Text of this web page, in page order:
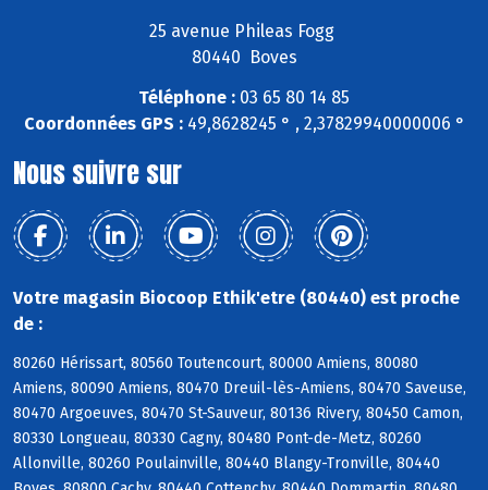
25 avenue Phileas Fogg
80440 Boves
Téléphone : 03 65 80 14 85
Coordonnées GPS :49,8628245 ° , 2,37829940000006 °
Nous suivre sur
Votre magasin Biocoop Ethik'etre (80440) est proche
de :
80260 Hérissart, 80560 Toutencourt, 80000 Amiens, 80080
Amiens, 80090 Amiens, 80470 Dreuil-lès-Amiens, 80470 Saveuse,
80470 Argoeuves, 80470 St-Sauveur, 80136 Rivery, 80450 Camon,
80330 Longueau, 80330 Cagny, 80480 Pont-de-Metz, 80260
Allonville, 80260 Poulainville, 80440 Blangy-Tronville, 80440